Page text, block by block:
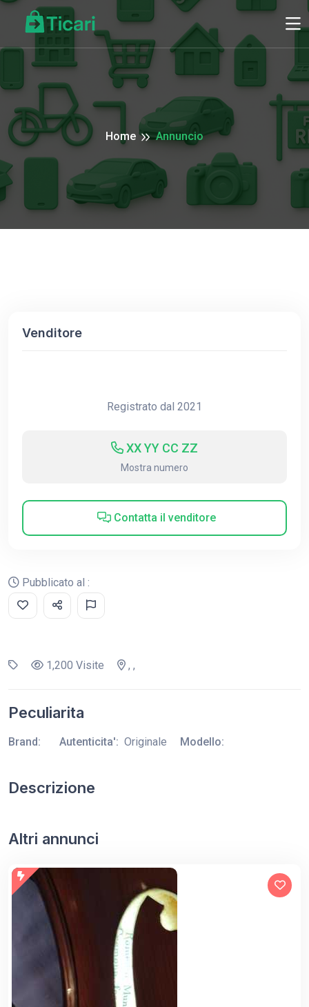
Home Annuncio
Venditore
Registrato dal 2021
XX YY CC ZZ
Mostra numero
Contatta il venditore
Pubblicato al :
1,200 Visite , ,
Peculiarita
Brand: Autenticita': Originale Modello:
Descrizione
Altri annunci